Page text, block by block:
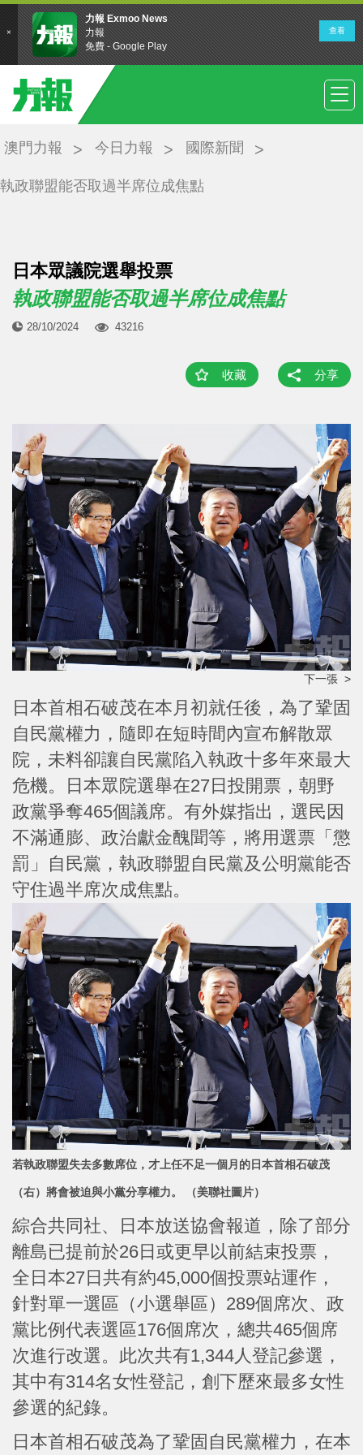
澳門力報 今日力報 國際新聞
執政聯盟能否取過半席位成焦點
日本眾議院選舉投票
執政聯盟能否取過半席位成焦點
28/10/2024 43216
收藏 分享
下一張 >
日本首相石破茂在本月初就任後，為了鞏固
自民黨權力，隨即在短時間內宣布解散眾
院，未料卻讓自民黨陷入執政十多年來最大
危機。日本眾院選舉在27日投開票，朝野
政黨爭奪465個議席。有外媒指出，選民因
不滿通膨、政治獻金醜聞等，將用選票「懲
罰」自民黨，執政聯盟自民黨及公明黨能否
守住過半席次成焦點。
若執政聯盟失去多數席位，才上任不足一個月的日本首相石破茂
（右）將會被迫與小黨分享權力。 （美聯社圖片）
綜合共同社、日本放送協會報道，除了部分
離島已提前於26日或更早以前結束投票，
全日本27日共有約45,000個投票站運作，
針對單一選區（小選舉區）289個席次、政
黨比例代表選區176個席次，總共465個席
次進行改選。此次共有1,344人登記參選，
其中有314名女性登記，創下歷來最多女性
參選的紀錄。
日本首相石破茂為了鞏固自民黨權力，在本